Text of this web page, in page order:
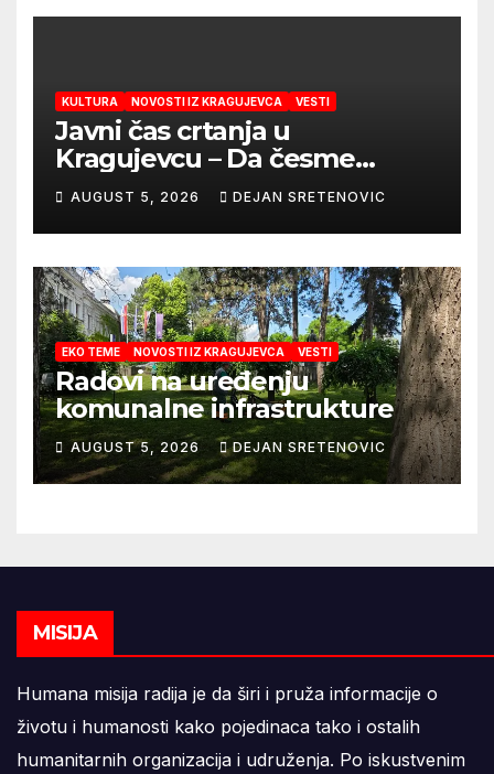
KULTURA NOVOSTI IZ KRAGUJEVCA VESTI
Javni čas crtanja u
Kragujevcu – Da česme
zažive
AUGUST 5, 2026 DEJAN SRETENOVIC
EKO TEME NOVOSTI IZ KRAGUJEVCA VESTI
Radovi na uređenju
komunalne infrastrukture
AUGUST 5, 2026 DEJAN SRETENOVIC
MISIJA
Humana misija radija je da širi i pruža informacije o
životu i humanosti kako pojedinaca tako i ostalih
humanitarnih organizacija i udruženja. Po iskustvenim